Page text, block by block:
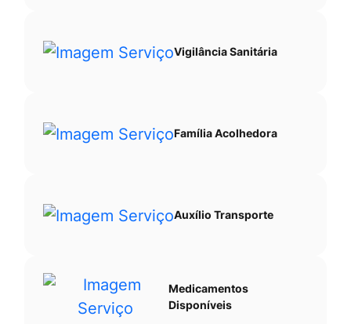
Vigilância Sanitária
Família Acolhedora
Auxílio Transporte
Medicamentos
Disponíveis